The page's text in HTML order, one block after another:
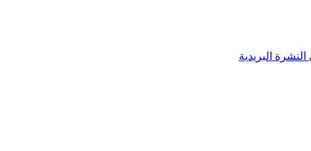
البريدية